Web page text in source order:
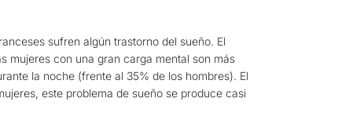
sufren algún trastorno del sueño. El
mujeres con una gran carga mental son más
la noche (frente al 35% de los hombres). El
este problema de sueño se produce casi